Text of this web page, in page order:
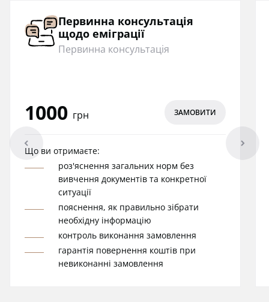
Первинна консультація
щодо еміграції
Первинна консультація
1000 грн ЗАМОВИТИ
Що ви отримаєте:
роз'яснення загальних норм без
вивчення документів та конкретної
ситуації
пояснення, як правильно зібрати
необхідну інформацію
контроль виконання замовлення
гарантія повернення коштів при
невиконанні замовлення
arrowleft arrowright